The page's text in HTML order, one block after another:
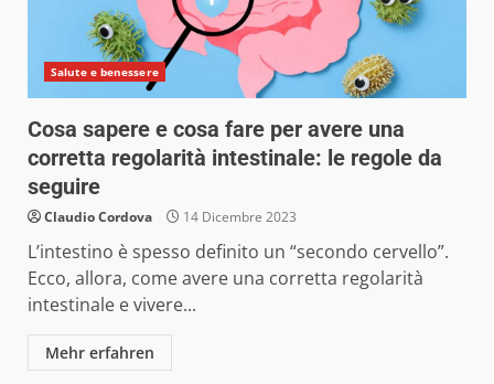
Salute e benessere
Cosa sapere e cosa fare per avere una
corretta regolarità intestinale: le regole da
seguire
Claudio Cordova 14 Dicembre 2023
L’intestino è spesso definito un “secondo cervello”.
Ecco, allora, come avere una corretta regolarità
intestinale e vivere...
Mehr erfahren